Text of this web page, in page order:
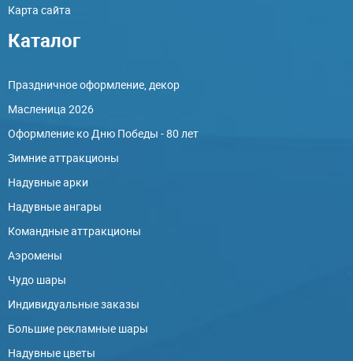
Карта сайта
Каталог
Праздничное оформление, декор
Масленица 2026
Оформление ко Дню Победы - 80 лет
Зимние аттракционы
Надувные арки
Надувные ангары
Командные аттракционы
Аэромены
Чудо шары
Индивидуальные заказы
Большие рекламные шары
Надувные цветы